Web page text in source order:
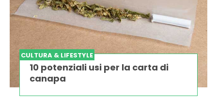
CULTURA & LIFESTYLE
10 potenziali usi per la carta di
canapa